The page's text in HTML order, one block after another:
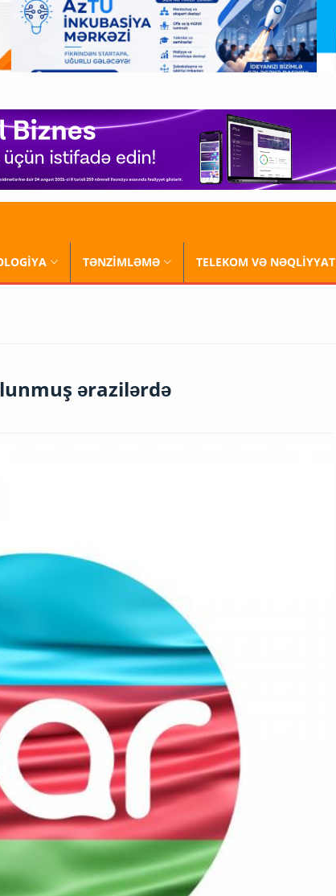
TƏNZİMLƏMƏ TELEKOM VƏ NƏQLİYYAT
ərazilərdə